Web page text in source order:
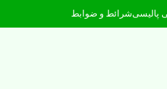
پالیسیشرائط و ضوابط